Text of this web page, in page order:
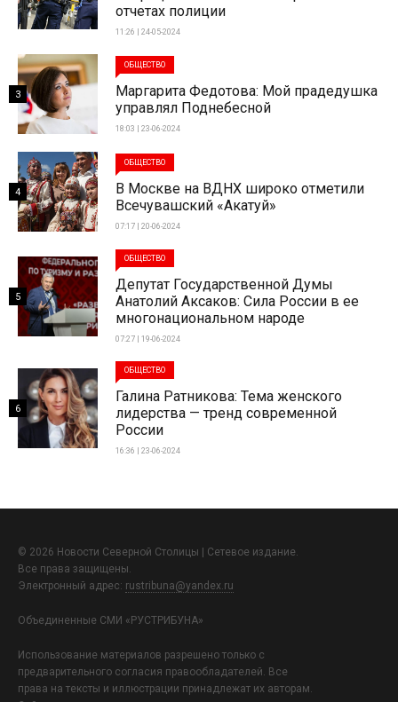
отчетах полиции
11:26 | 24-05-2024
ОБЩЕСТВО
Маргарита Федотова: Мой прадедушка
управлял Поднебесной
18:03 | 23-06-2024
3
ОБЩЕСТВО
В Москве на ВДНХ широко отметили
Всечувашский «Акатуй»
07:17 | 20-06-2024
4
ОБЩЕСТВО
Депутат Государственной Думы
Анатолий Аксаков: Сила России в ее
многонациональном народе
07:27 | 19-06-2024
5
ОБЩЕСТВО
Галина Ратникова: Тема женского
лидерства — тренд современной
России
16:36 | 23-06-2024
6
© 2026 Новости Северной Столицы | Сетевое издание.
Все права защищены.
Электронный адрес: rustribuna@yandex.ru
Объединенные СМИ «РУСТРИБУНА»
Использование материалов разрешено только с
предварительного согласия правообладателей. Все
права на тексты и иллюстрации принадлежат их авторам.